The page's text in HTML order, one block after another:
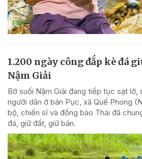
1.200 ngày công đắp kè đá
Nậm Giải
Bờ suối Nậm Giải đang tiếp tục sạt
người dân ở bản Pục, xã Quế Phong
bộ, chiến sĩ và đồng bào Thái đã
đá, giữ đất, giữ bản.